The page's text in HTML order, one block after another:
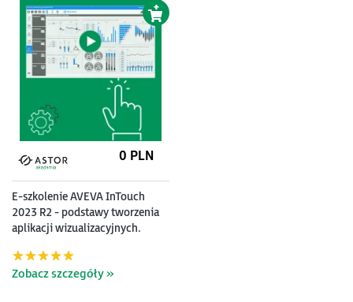
E-szkolenie AVEVA InTouch
2023 R2 - podstawy tworzenia
aplikacji wizualizacyjnych.
0 PLN
Zobacz szczegóły »